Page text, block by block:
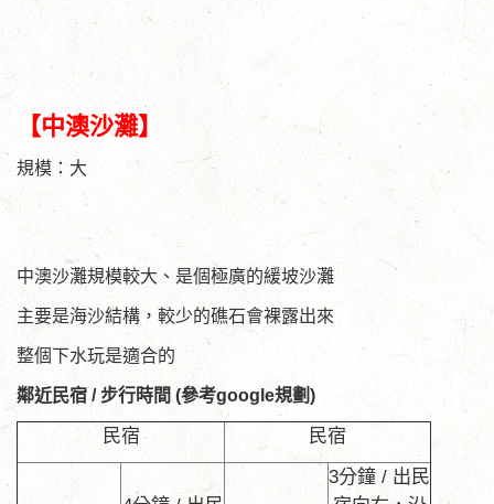
【中澳沙灘】
規模：大
中澳沙灘規模較大、是個極廣的緩坡沙灘
主要是海沙結構，較少的礁石會裸露出來
整個下水玩是適合的
鄰近民宿 / 步行時間 (參考google規劃)
民宿 民宿
3分鐘 / 出民